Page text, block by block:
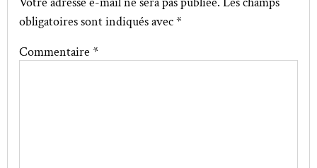
obligatoires sont indiqués avec*
Commentaire *